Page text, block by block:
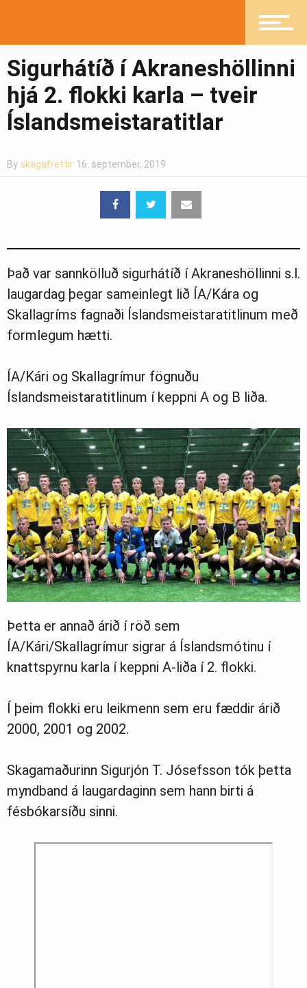
Greinasafn
Sigurhátíð í Akraneshöllinni
hjá 2. flokki karla – tveir
Íslandsmeistaratitlar
By skagafrettir 16. september, 2019
Það var sannkölluð sigurhátíð í Akraneshöllinni s.l.
laugardag þegar sameinlegt lið ÍA/Kára og
Skallagríms fagnaði Íslandsmeistaratitlinum með
formlegum hætti.
ÍA/Kári og Skallagrímur fögnuðu
Íslandsmeistaratitlinum í keppni A og B liða.
Þetta er annað árið í röð sem
ÍA/Kári/Skallagrímur sigrar á Íslandsmótinu í
knattspyrnu karla í keppni A-liða í 2. flokki.
Í þeim flokki eru leikmenn sem eru fæddir árið
2000, 2001 og 2002.
Skagamaðurinn Sigurjón T. Jósefsson tók þetta
myndband á laugardaginn sem hann birti á
fésbókarsíðu sinni.